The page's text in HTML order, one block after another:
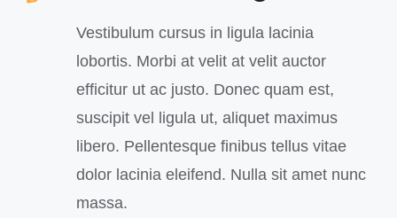
Vestibulum cursus in ligula lacinia
lobortis. Morbi at velit at velit auctor
efficitur ut ac justo. Donec quam est,
suscipit vel ligula ut, aliquet maximus
libero. Pellentesque finibus tellus vitae
dolor lacinia eleifend. Nulla sit amet nunc
massa.